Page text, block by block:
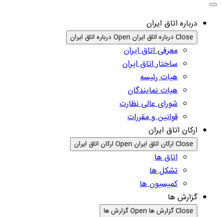
درباره اتاق ایران
Close درباره اتاق ایران Open درباره اتاق ایران
معرفی اتاق ایران
ساختار اتاق ایران
هیات رئیسه
هیات نمایندگان
شورای عالی نظارت
قوانین و مقررات
ارکان اتاق ایران
Close ارکان اتاق ایران Open ارکان اتاق ایران
اتاق ها
تشکل ها
کمیسیون ها
گزارش ها
Close گزارش ها Open گزارش ها